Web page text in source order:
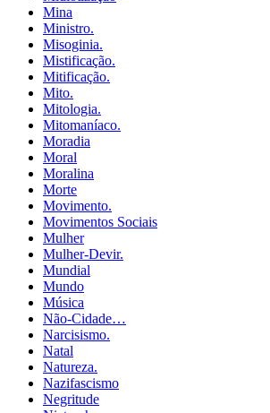
Mina
Ministro.
Misoginia.
Mistificação.
Mitificação.
Mito.
Mitologia.
Mitomaníaco.
Moradia
Moral
Moralina
Morte
Movimento.
Movimentos Sociais
Mulher
Mulher-Devir.
Mundial
Mundo
Música
Não-Cidade…
Narcisismo.
Natal
Natureza.
Nazifascismo
Negritude